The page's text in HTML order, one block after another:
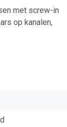
met screw-in
op kanalen,